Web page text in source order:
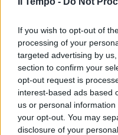
If you wish to opt-out of
processing of your
targeted advertising by
section to confirm your
opt-out request is
interest-based ads based
us or personal
your opt-out. You may
disclosure of your
In evidenza